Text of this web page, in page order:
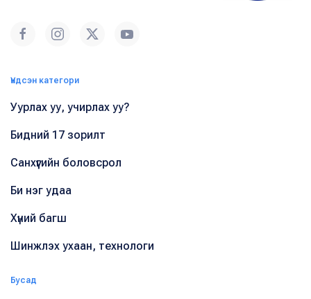
Үндсэн категори
Уурлах уу, учирлах уу?
Бидний 17 зорилт
Санхүүгийн боловсрол
Би нэг удаа
Хүний багш
Шинжлэх ухаан, технологи
Бусад